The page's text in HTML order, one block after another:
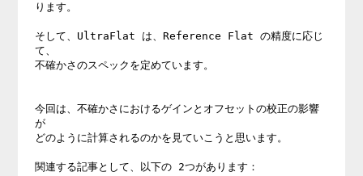
ります。
そして、UltraFlat は、Reference Flat の精度に応じ
て、
不確かさのスペックを定めています。
今回は、不確かさにおけるゲインとオフセットの校正の影響
が
どのように計算されるのかを見ていこうと思います。
関連する記事として、以下の 2つがあります：